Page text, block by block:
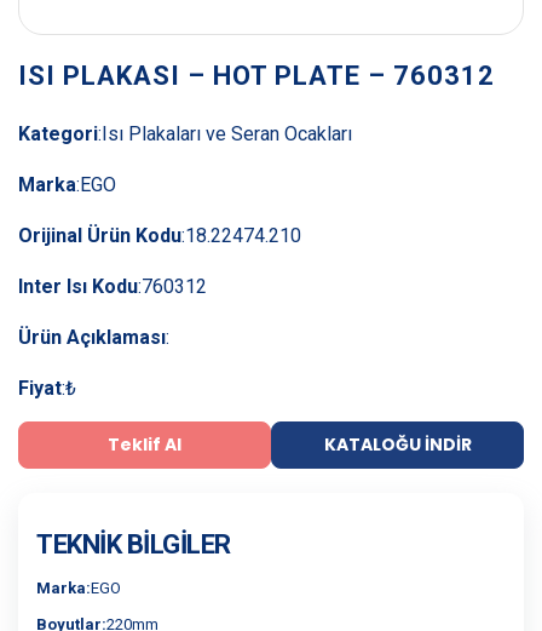
ISI PLAKASI – HOT PLATE – 760312
Kategori: Isı Plakaları ve Seran Ocakları
Marka: EGO
Orijinal Ürün Kodu:18.22474.210
Inter Isı Kodu:760312
Ürün Açıklaması:
Fiyat:₺
Teklif Al KATALOĞU İNDIR
TEKNIK BILGILER
Marka:EGO
Boyutlar:220mm